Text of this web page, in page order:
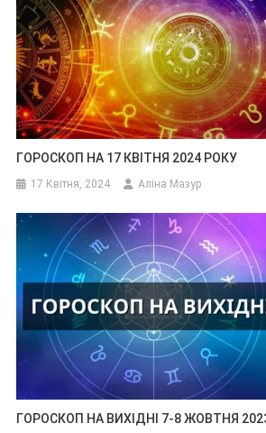
ГОРОСКОП НА 17 КВІТНЯ 2024 РОКУ
17 Квітня, 2024 Аліна Мазур
ГОРОСКОП НА ВИХІДНІ 7-8 ЖОВТНЯ